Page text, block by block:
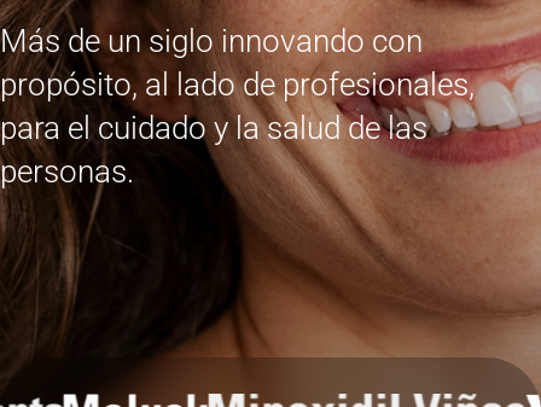
Más de un siglo innovando con
propósito, al lado de profesionales,
para el cuidado y la salud de las
personas.